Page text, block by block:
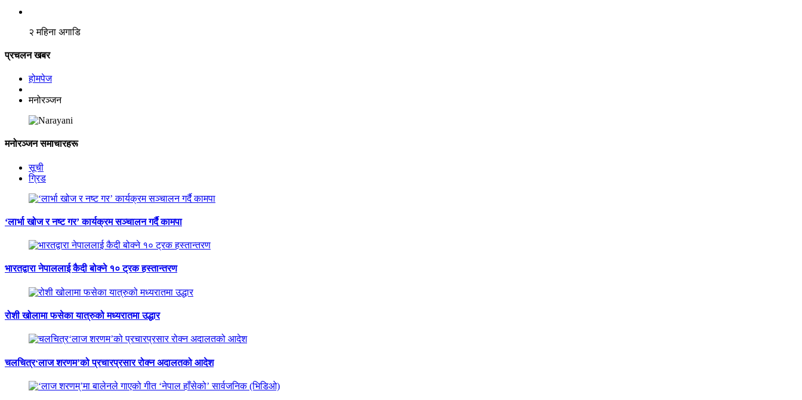
२ महिना अगाडि
प्रचलन खबर
होमपेज
मनोरञ्जन
मनोरञ्जन समाचारहरू
सूची
ग्रिड
‘लार्भा खोज र नष्ट गर’ कार्यक्रम सञ्चालन गर्दै कामपा
भारतद्वारा नेपाललाई कैदी बोक्ने १० ट्रक हस्तान्तरण
रोशी खोलामा फसेका यात्रुको मध्यरातमा उद्धार
चलचित्र‘लाज शरणम’को प्रचारप्रसार रोक्न अदालतको आदेश